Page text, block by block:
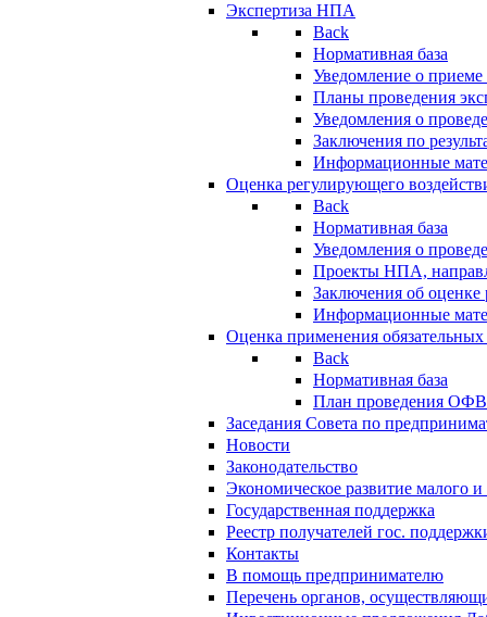
Экспертиза НПА
Back
Нормативная база
Уведомление о
Планы проведения
Уведомления о
Заключения по
Информационные
Оценка регулирующего
Back
Нормативная база
Уведомления о
Проекты НПА,
Заключения об
Информационные
Оценка применения
Back
Нормативная база
План проведения
Заседания Совета по
Новости
Законодательство
Экономическое развитие малого и
Государственная поддержка
Реестр получателей гос.
Контакты
В помощь предпринимателю
Перечень органов,